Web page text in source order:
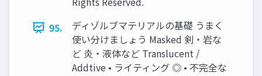
95.
ディゾルブマテリアルの基礎 うまく
使い分けましょう Masked 剣・岩な
ど 炎・液体など Translucent /
Addtive • ライティング ◎ • 不完全な